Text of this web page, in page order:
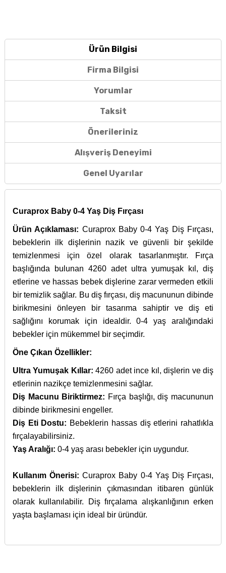
Ürün Bilgisi
Firma Bilgisi
Yorumlar
Taksit
Önerileriniz
Alışveriş Deneyimi
Genel Uyarılar
Curaprox Baby 0-4 Yaş Diş Fırçası
Ürün Açıklaması: Curaprox Baby 0-4 Yaş Diş Fırçası,
bebeklerin ilk dişlerinin nazik ve güvenli bir şekilde
temizlenmesi için özel olarak tasarlanmıştır. Fırça
başlığında bulunan 4260 adet ultra yumuşak kıl, diş
etlerine ve hassas bebek dişlerine zarar vermeden etkili
bir temizlik sağlar. Bu diş fırçası, diş macununun dibinde
birikmesini önleyen bir tasarıma sahiptir ve diş eti
sağlığını korumak için idealdir. 0-4 yaş aralığındaki
bebekler için mükemmel bir seçimdir.
Öne Çıkan Özellikler:
Ultra Yumuşak Kıllar: 4260 adet ince kıl, dişlerin ve diş
etlerinin nazikçe temizlenmesini sağlar.
Diş Macunu Biriktirmez: Fırça başlığı, diş macununun
dibinde birikmesini engeller.
Diş Eti Dostu: Bebeklerin hassas diş etlerini rahatlıkla
fırçalayabilirsiniz.
Yaş Aralığı: 0-4 yaş arası bebekler için uygundur.
Kullanım Önerisi: Curaprox Baby 0-4 Yaş Diş Fırçası,
bebeklerin ilk dişlerinin çıkmasından itibaren günlük
olarak kullanılabilir. Diş fırçalama alışkanlığının erken
yaşta başlaması için ideal bir üründür.
İçerik bulunamadı.